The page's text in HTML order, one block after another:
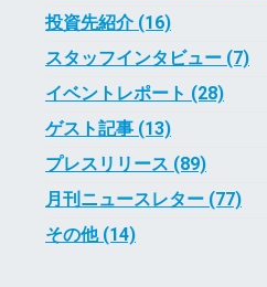
投資先紹介 (16)
スタッフインタビュー (7)
イベントレポート (28)
ゲスト記事 (13)
プレスリリース (89)
月刊ニュースレター (77)
その他 (14)